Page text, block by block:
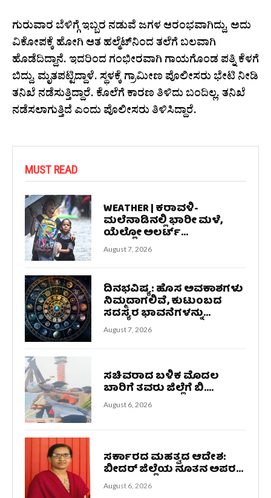
ಗುರುವಾರ ಬೆಳಿಗ್ಗೆ ಇಬ್ಬರ ನಡುವೆ ಜಗಳ ಆರಂಭವಾಗಿದ್ದು, ಅದು
ವಿಕೋಪಕ್ಕೆ ಹೋಗಿ ಆತ ಹಲ್ಮೆಟ್‌ನಿಂದ ತಲೆಗೆ ಬಲವಾಗಿ
ಹೊಡೆದಿದ್ದಾನೆ. ಇದರಿಂದ ಗಂಭೀರವಾಗಿ ಗಾಯಗೊಂಡ ಪತ್ನಿ ಕೆಳಗೆ
ಬಿದ್ದು, ಮೃತಪಟ್ಟಿದ್ದಾಳೆ. ಸ್ಥಳಕ್ಕೆ ಗ್ರಾಮೀಣ ಪೊಲೀಸರು ಭೇಟಿ ನೀಡಿ
ತನಿಖೆ ನಡೆಸುತ್ತಿದ್ದಾರೆ. ಕೊಲೆಗೆ ಕಾರಣ ತಿಳಿದು ಬಂದಿಲ್ಲ. ತನಿಖೆ
ನಡೆಸಲಾಗುತ್ತಿದೆ ಎಂದು ಪೊಲೀಸರು ತಿಳಿಸಿದ್ದಾರೆ.
MUST READ
WEATHER | ಕರಾವಳಿ-
ಮಲೆನಾಡಿನಲ್ಲಿ ಭಾರೀ ಮಳೆ,
ಯೆಲ್ಲೋ ಅಲರ್ಟ್‌...
August 7, 2026
ದಿನಭವಿಷ್ಯ: ಹೊಸ ಅವಕಾಶಗಳು
ನಿಮ್ಮದಾಗಲಿವೆ, ಕುಟುಂಬದ
ಸದಸ್ಯರ ಭಾವನೆಗಳನ್ನು...
August 7, 2026
ಸಚಿವರಾದ ಬಳಿಕ ಮೊದಲ
ಬಾರಿಗೆ ತವರು ಜಿಲ್ಲೆಗೆ ಬಿ....
August 6, 2026
ಸರ್ಕಾರದ ಮಹತ್ವದ ಆದೇಶ:
ಬೀದರ್ ಜಿಲ್ಲೆಯ ನೂತನ ಅಪರ...
August 6, 2026